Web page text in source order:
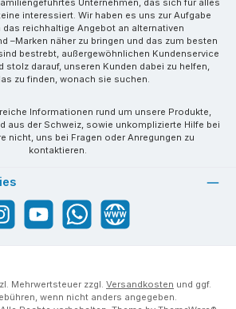
Unternehmen, das sich für alles
interessiert. Wir haben es uns zur Aufgabe
das reichhaltige Angebot an alternativen
–Marken näher zu bringen und das zum besten
bestrebt, außergewöhnlichen Kundenservice
stolz darauf, unseren Kunden dabei zu helfen,
zu finden, wonach sie suchen.
Informationen rund um unsere Produkte,
aus der Schweiz, sowie unkomplizierte Hilfe bei
nicht, uns bei Fragen oder Anregungen zu
kontaktieren.
YouTube WhatsApp Website
Mehrwertsteuer zzgl. Versandkosten und ggf.
wenn nicht anders angegeben.